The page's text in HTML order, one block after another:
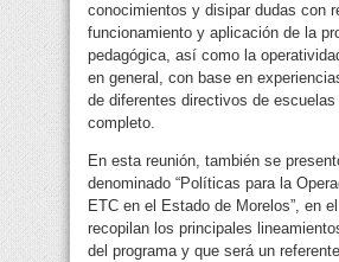
conocimientos y disipar dudas con
funcionamiento y aplicación de la
pedagógica, así como la
en general, con base en
de diferentes directivos de escuelas
completo.
En esta reunión, también se
denominado “Políticas para la
ETC en el Estado de Morelos”, en
recopilan los principales
del programa y que será un